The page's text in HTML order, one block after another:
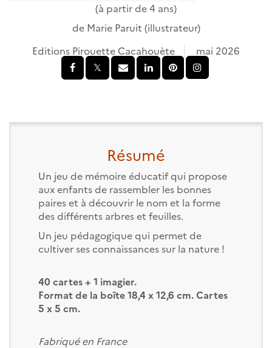
(à partir de 4 ans)
de Marie Paruit (illustrateur)
Editions Pirouette Cacahouète
mai 2026
Résumé
Un jeu de mémoire éducatif qui propose
aux enfants de rassembler les bonnes
paires et à découvrir le nom et la forme
des différents arbres et feuilles.
Un jeu pédagogique qui permet de
cultiver ses connaissances sur la nature !
40 cartes + 1 imagier.
Format de la boîte 18,4 x 12,6 cm. Cartes
5 x 5 cm.
Fabriqué en France